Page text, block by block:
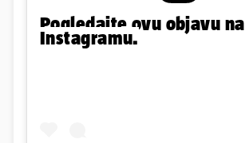
Pogledajte ovu objavu na
Instagramu.